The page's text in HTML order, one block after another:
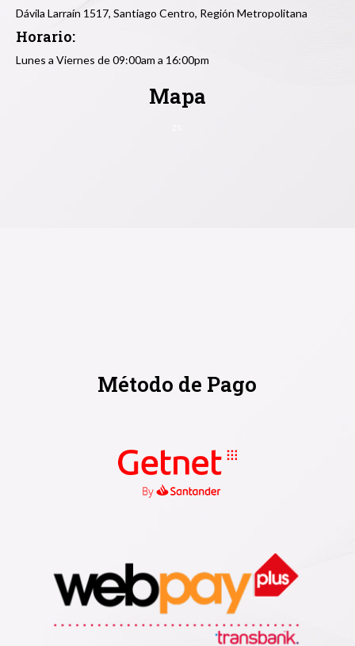
Dávila Larraín 1517, Santiago Centro, Región Metropolitana
Horario:
Lunes a Viernes de 09:00am a 16:00pm
Mapa
Método de Pago